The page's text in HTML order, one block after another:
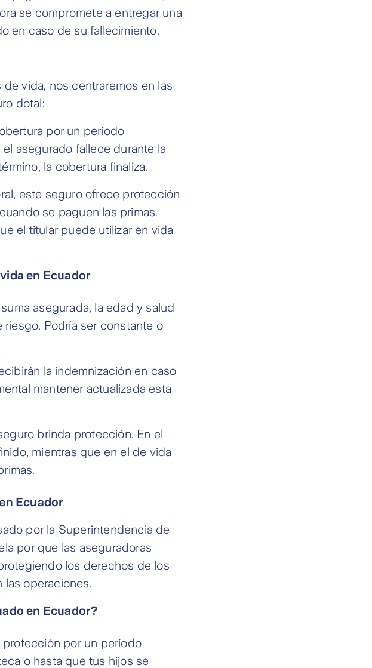
se compromete a entregar una
en caso de su fallecimiento.
vida, nos centraremos en las
dotal:
por un período
asegurado fallece durante la
la cobertura finaliza.
este seguro ofrece protección
se paguen las primas.
el titular puede utilizar en vida
en Ecuador
asegurada, la edad y salud
Podría ser constante o
la indemnización en caso
mantener actualizada esta
brinda protección. En el
mientras que en el de vida
Ecuador
por la Superintendencia de
por que las aseguradoras
los derechos de los
las operaciones.
en Ecuador?
protección por un período
o hasta que tus hijos se